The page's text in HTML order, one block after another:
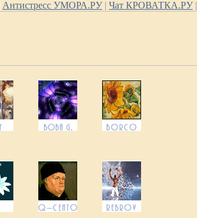
Антистресс УМОРА.РУ| Чат КРОВАТКА.РУ|